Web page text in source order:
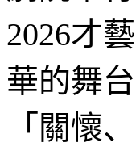
2026才
華的舞
「關懷